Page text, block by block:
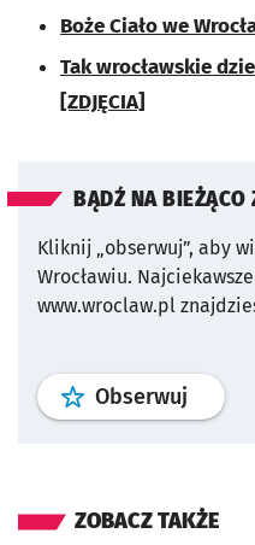
Boże Ciało we
Tak wrocławskie
[ZDJĘCIA]
BĄDŹ NA
Kliknij „obserwuj”, aby
Wrocławiu.
www.wroclaw.pl
Obserwuj profil
ZOBACZ TAKŻE